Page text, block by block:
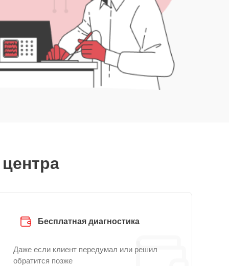
Бесплатная диагностика
Даже если клиент передумал или решил
обратится позже